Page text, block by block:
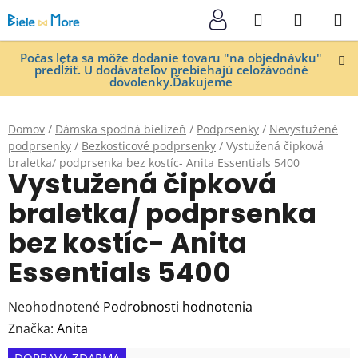
na
obsah
Počas leta sa môže dodanie tovaru "na objednávku"
predĺžiť. U dodávateľov prebiehajú celozávodné
dovolenky.Ďakujeme
Hľadať
KOŠÍK
Domov / Dámska spodná bielizeň / Podprsenky / Nevystužené
podprsenky / Bezkosticové podprsenky / Vystužená čipková
braletka/ podprsenka bez kostíc- Anita Essentials 5400
Vystužená čipková
braletka/ podprsenka
bez kostíc- Anita
Essentials 5400
Priemerné
hodnotenie
produktu
Neohodnotené Podrobnosti hodnotenia
Značka: Anita